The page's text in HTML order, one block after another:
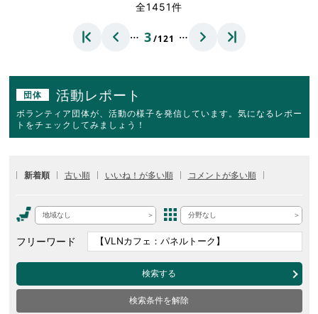
全1451件
… 3/121 …
団体 活動レポート
ボランティア団体が、活動の様子を発信しています。気になるレポー
トをチェックしてみましょう！
新着順 古い順 いいね！が多い順 コメントが多い順
地域なし 分野なし
フリーワード
検索する
検索条件を解除